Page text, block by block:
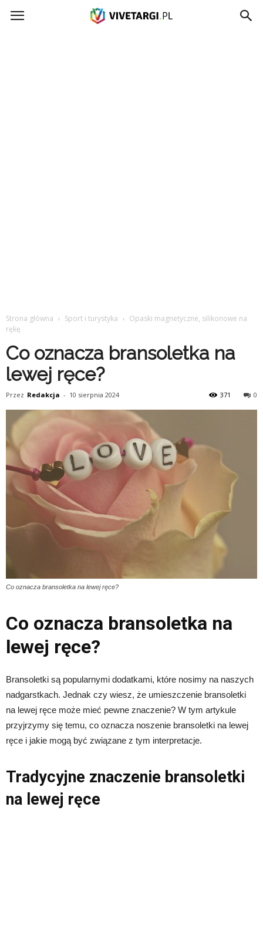
Vivetargi.pl
Strona główna Sport i turystyka
Opaski magnetyczne, silikonowe na
rękę
Co oznacza bransoletka na
lewej ręce?
Przez Redakcja - 10 sierpnia 2024 0
371
Co oznacza bransoletka na lewej ręce?
Co oznacza bransoletka na
lewej ręce?
Bransoletki są popularnymi dodatkami, które nosimy na naszych
nadgarstkach. Jednak czy wiesz, że umieszczenie bransoletki
na lewej ręce może mieć pewne znaczenie? W tym artykule
przyjrzymy się temu, co oznacza noszenie bransoletki na lewej
ręce i jakie mogą być związane z tym interpretacje.
Tradycyjne znaczenie bransoletki
na lewej ręce